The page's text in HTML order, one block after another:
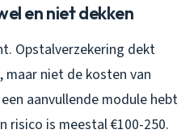
en niet dekken
Opstalverzekering dekt
maar niet de kosten van
aanvullende module hebt
risico is meestal €100-250.